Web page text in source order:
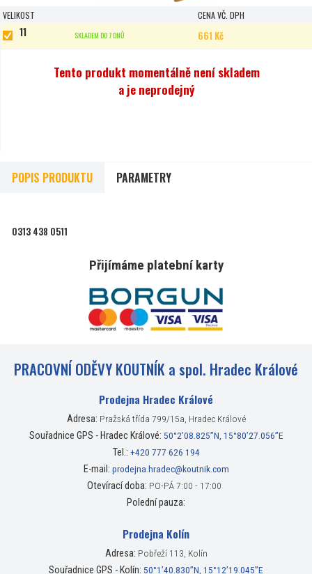
VELIKOST CENA VČ. DPH
11 SKLADEM DO 7 DNŮ 661 Kč
Tento produkt momentálně není skladem
a je neprodejný
POPIS PRODUKTU PARAMETRY
0313 438 0511
Přijímáme platební karty
PRACOVNÍ ODĚVY KOUTNÍK a spol. Hradec Králové
Prodejna Hradec Králové
Adresa: Pražská třída 799/15a, Hradec Králové
Souřadnice GPS - Hradec Králové: 50°2’08.825”N, 15°80’27.056”E
Tel.: +420 777 626 194
E-mail: prodejna.hradec@koutnik.com
Otevírací doba: PO-PÁ 7:00 - 17:00
Polední pauza:
Prodejna Kolín
Adresa: Pobřeží 113, Kolín
Souřadnice GPS - Kolín: 50°1’40.830”N, 15°12’19.045”E